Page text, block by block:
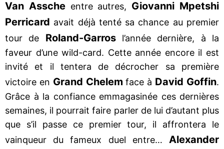
Van Asscheentre autres, Giovanni Mpetshi
Perricard avait déjà tenté sa chance au premier
tour de Roland-Garrosl’année dernière, à la
faveur d’une wild-card. Cette année encore il est
invité et il tentera de décrocher sa première
victoire en Grand Chelem face à David Goffin.
Grâce à la confiance emmagasinée ces dernières
semaines, il pourrait faire parler de lui d’autant plus
que s’il passe ce premier tour, il affrontera le
vainqueur du fameux duel entre… Alexander